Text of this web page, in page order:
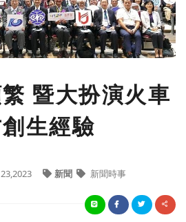
暨大扮演火車
生經驗
新聞 新聞時事